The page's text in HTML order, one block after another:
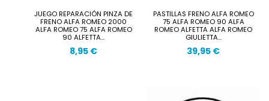
JUEGO REPARACIÓN PINZA DE
FRENO ALFA ROMEO 2000
ALFA ROMEO 75 ALFA ROMEO
90 ALFETTA...
8,95 €
PASTILLAS FRENO ALFA ROMEO
75 ALFA ROMEO 90 ALFA
ROMEO ALFETTA ALFA ROMEO
GIULIETTA...
39,95 €